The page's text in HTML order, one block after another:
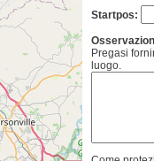
Startpos:
Pregasi
luogo.